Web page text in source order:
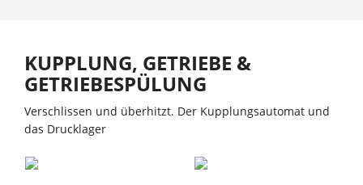
KUPPLUNG, GETRIEBE &
GETRIEBESPÜLUNG
Verschlissen und überhitzt. Der Kupplungsautomat und
das Drucklager